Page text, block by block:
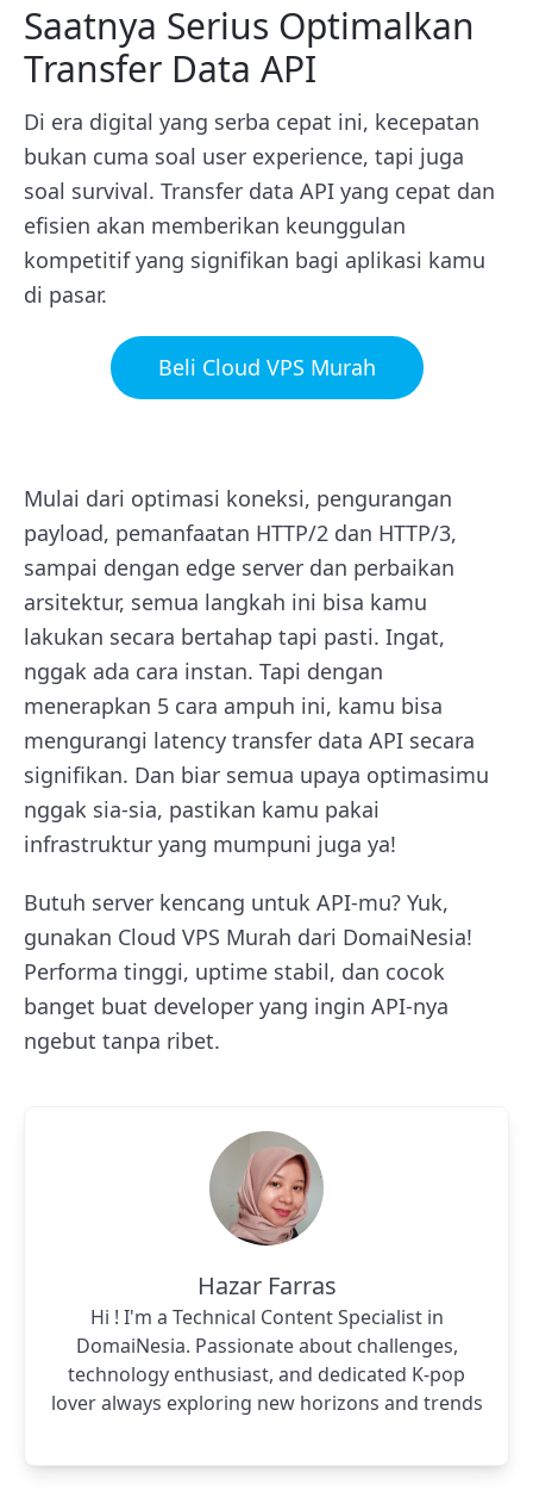
Saatnya Serius Optimalkan
Transfer Data API
Di era digital yang serba cepat ini, kecepatan
bukan cuma soal user experience, tapi juga
soal survival. Transfer data API yang cepat dan
efisien akan memberikan keunggulan
kompetitif yang signifikan bagi aplikasi kamu
di pasar.
Beli Cloud VPS Murah
Mulai dari optimasi koneksi, pengurangan
payload, pemanfaatan HTTP/2 dan HTTP/3,
sampai dengan edge server dan perbaikan
arsitektur, semua langkah ini bisa kamu
lakukan secara bertahap tapi pasti. Ingat,
nggak ada cara instan. Tapi dengan
menerapkan 5 cara ampuh ini, kamu bisa
mengurangi latency transfer data API secara
signifikan. Dan biar semua upaya optimasimu
nggak sia-sia, pastikan kamu pakai
infrastruktur yang mumpuni juga ya!
Butuh server kencang untuk API-mu? Yuk,
gunakan Cloud VPS Murah dari DomaiNesia!
Performa tinggi, uptime stabil, dan cocok
banget buat developer yang ingin API-nya
ngebut tanpa ribet.
Hazar Farras
Hi ! I'm a Technical Content Specialist in
DomaiNesia. Passionate about challenges,
technology enthusiast, and dedicated K-pop
lover always exploring new horizons and trends